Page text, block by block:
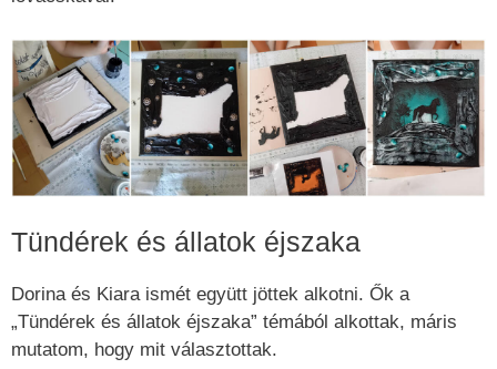
Tündérek és állatok éjszaka
Dorina és Kiara ismét együtt jöttek alkotni. Ők a
„Tündérek és állatok éjszaka” témából alkottak, máris
mutatom, hogy mit választottak.